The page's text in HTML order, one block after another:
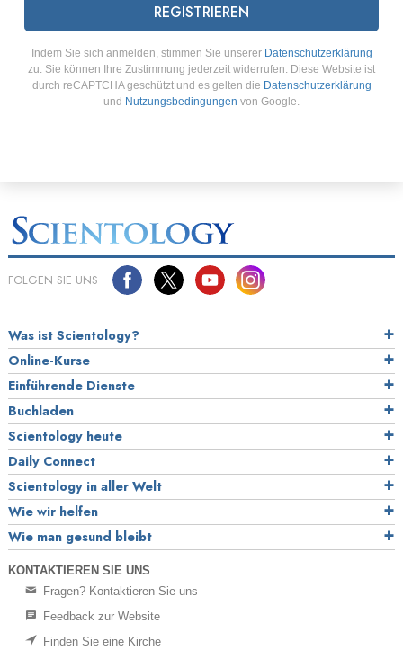
REGISTRIEREN
Indem Sie sich anmelden, stimmen Sie unserer Datenschutzerklärung
zu. Sie können Ihre Zustimmung jederzeit widerrufen. Diese Website ist
durch reCAPTCHA geschützt und es gelten die Datenschutzerklärung
und Nutzungsbedingungen von Google.
FOLGEN SIE UNS
Was ist Scientology?
Online-Kurse
Einführende Dienste
Buchladen
Scientology heute
Daily Connect
Scientology in aller Welt
Wie wir helfen
Wie man gesund bleibt
KONTAKTIEREN SIE UNS
Fragen? Kontaktieren Sie uns
Feedback zur Website
Finden Sie eine Kirche